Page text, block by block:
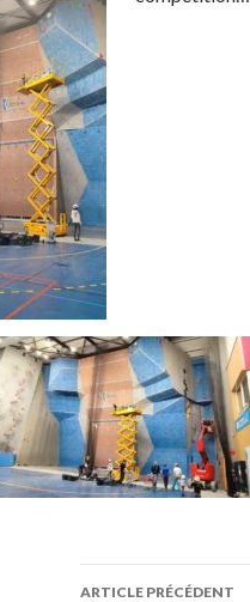
ARTICLE PRÉCÉDENT